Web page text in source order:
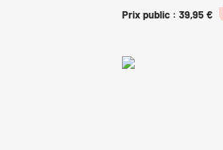
Prix public : 39,95€